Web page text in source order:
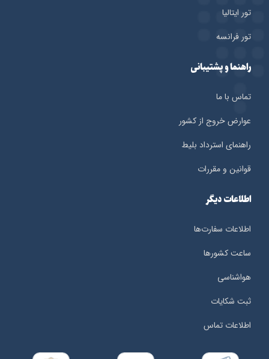
تور ایتالیا
تور فرانسه
راهنما و پشتیبانی
تماس با ما
عوارض خروج از کشور
راهنمای استرداد بلیط
قوانین و مقررات
اطلاعات دیگر
اطلاعات سفارت‌ها
ساعت کشورها
هواشناسی
ثبت شکایات
اطلاعات تماس